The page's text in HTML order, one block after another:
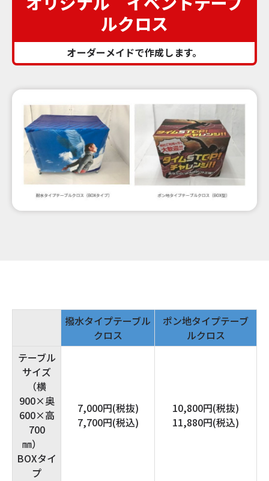
0120 065 447
メールでの
お問い合わせ
ルクロス
オーダーメイドで作成します。
撥水タイプテーブル
クロス
ポン地タイプテーブ
ルクロス
テーブル
サイズ
（横
900×奥
600×高
700
㎜）
BOXタイ
プ
7,000円(税抜)
7,700円(税込)
10,800円(税抜)
11,880円(税込)